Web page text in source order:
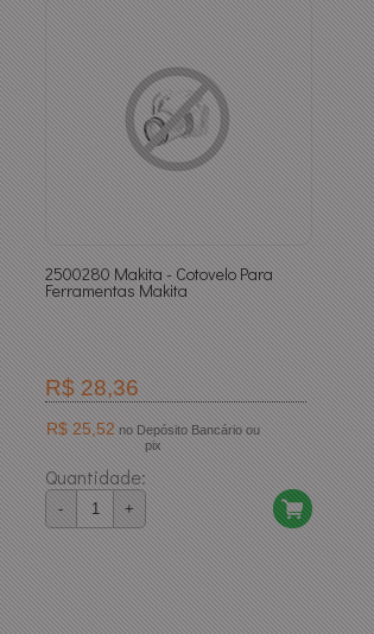
2500280 Makita - Cotovelo Para
Ferramentas Makita
R$ 28,36
R$ 25,52 no Depósito Bancário ou
pix
Quantidade:
- +